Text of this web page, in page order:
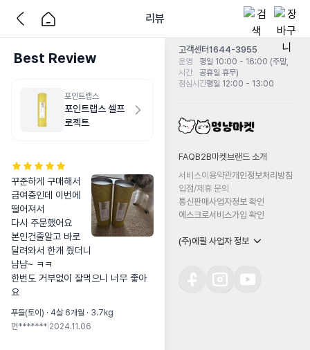
리뷰
Best Review
포인트랩스
포인트랩스 셀프
로젝트
꾸준하게 구매해서
급여중인데 이번에
떨어져서
다시 주문했어요
본인건줄알고 바로
달려와서 한개 줬더니
냠냠~ ㅋㅋ
한번도 거부없이 잘먹으니 너무 좋아
요
푸들(토이) · 4살 6개월 · 3.7kg
먼******* 2024.11.06
고객센터1644-3955
운영
시간
평일 10:00 - 16:00 (주말,
공휴일 휴무)
점심시간평일 12:00 - 13:00
FAQB2B마켓 브랜드 소개
서비스이용약관개인정보처리방침
입점/제휴 문의
통신판매사업자정보 확인
에스크로서비스가입 확인
(주)에필 사업자 정보